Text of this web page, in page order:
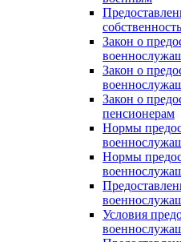
собственность
Закон о
Закон о
Закон о
пенсионерам
Нормы
Нормы
Условия